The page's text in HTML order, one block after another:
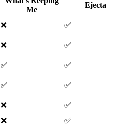
Me
Ejecta
❌
✅
❌
✅
✅
✅
✅
✅
❌
✅
❌
✅